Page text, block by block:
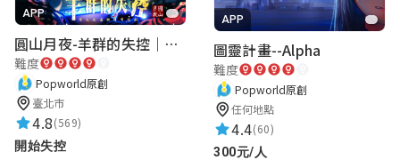
APP
圓山月夜-羊群的失控｜圓山飯店 ARG實境解謎遊戲
難度
Popworld原創
臺北市
4.8(569)
開始失控
APP
圖靈計畫--Alpha
難度
Popworld原創
任何地點
4.4(60)
300元/人